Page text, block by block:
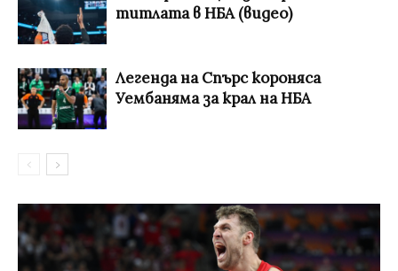
титлата в НБА (видео)
Легенда на Спърс короняса
Уембаняма за крал на НБА